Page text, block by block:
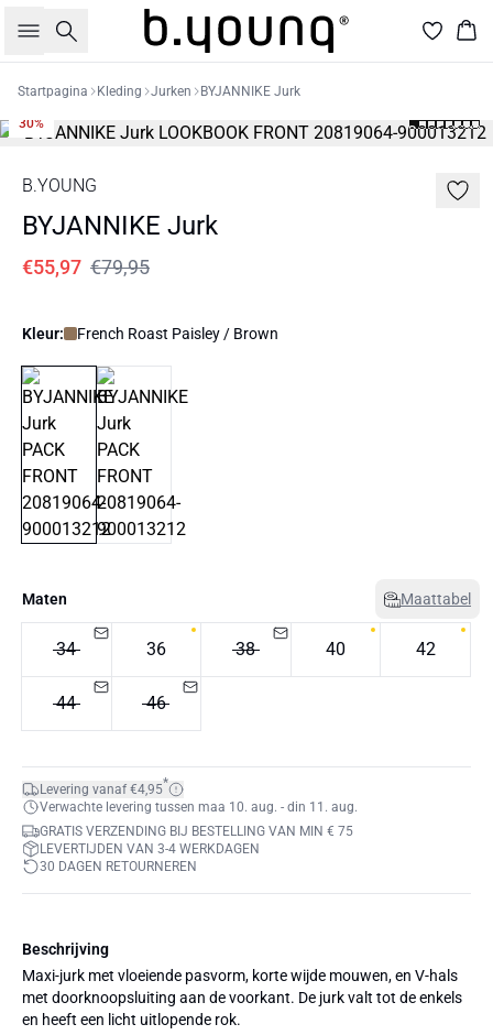
Zoeken
Startpagina Kleding Jurken BYJANNIKE Jurk
30%
B.YOUNG
BYJANNIKE Jurk
€55,97 €79,95
Kleur: French Roast Paisley / Brown
Maten Maattabel
34 36 38 40 42
44 46
Levering vanaf €4,95*
Verwachte levering tussen maa 10. aug. - din 11. aug.
GRATIS VERZENDING BIJ BESTELLING VAN MIN € 75
LEVERTIJDEN VAN 3-4 WERKDAGEN
30 DAGEN RETOURNEREN
Beschrijving
Maxi-jurk met vloeiende pasvorm, korte wijde mouwen, en V-hals
met doorknoopsluiting aan de voorkant. De jurk valt tot de enkels
en heeft een licht uitlopende rok.